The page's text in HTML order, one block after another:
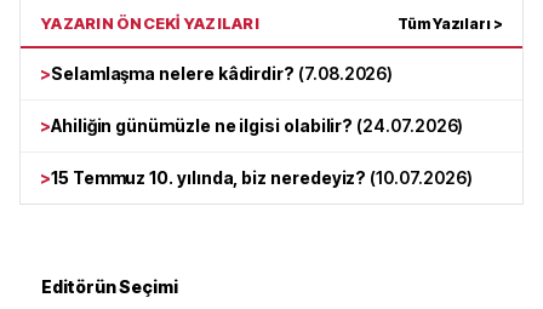
YAZARIN ÖNCEKİ YAZILARI Tüm Yazıları >
>Selamlaşma nelere kâdirdir? (7.08.2026)
>Ahiliğin günümüzle ne ilgisi olabilir? (24.07.2026)
>15 Temmuz 10. yılında, biz neredeyiz? (10.07.2026)
Editörün Seçimi